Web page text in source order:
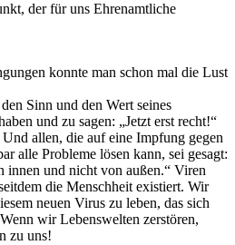
der für uns Ehrenamtliche
konnte man schon mal die Lust
Sinn und den Wert seines
und zu sagen: „Jetzt erst recht!“
allen, die auf eine Impfung gegen
alle Probleme lösen kann, sei gesagt:
innen und nicht von außen.“ Viren
die Menschheit existiert. Wir
neuen Virus zu leben, das sich
wir Lebenswelten zerstören,
zu uns!